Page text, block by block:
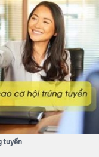
tuyển